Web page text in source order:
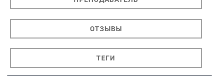
ОТЗЫВЫ
ТЕГИ